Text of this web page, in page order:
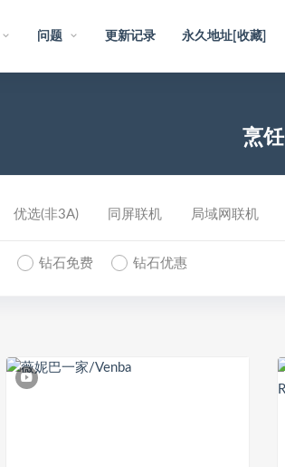
问题 更新记录 永久地址[收藏]
烹饪
优选(非3A) 同屏联机 局域网联机
钻石免费 钻石优惠